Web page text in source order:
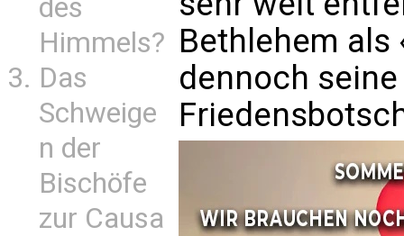
des
Himmels?
Das
Schweige
n der
Bischöfe
zur Causa
Bethlehem als
dennoch